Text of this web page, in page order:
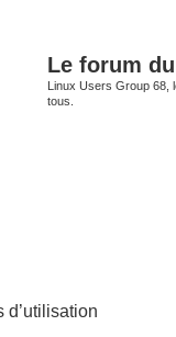
Le forum
Linux Users Group 68,
tous.
d’utilisation